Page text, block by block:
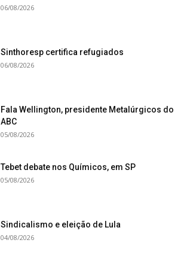
06/08/2026
Sinthoresp certifica refugiados
06/08/2026
Fala Wellington, presidente Metalúrgicos do
ABC
05/08/2026
Tebet debate nos Químicos, em SP
05/08/2026
Sindicalismo e eleição de Lula
04/08/2026